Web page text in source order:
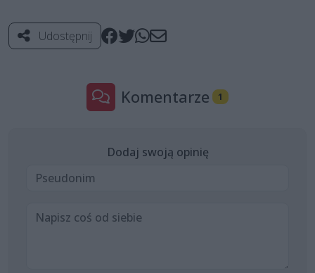
Udostępnij
Komentarze 1
Dodaj swoją opinię